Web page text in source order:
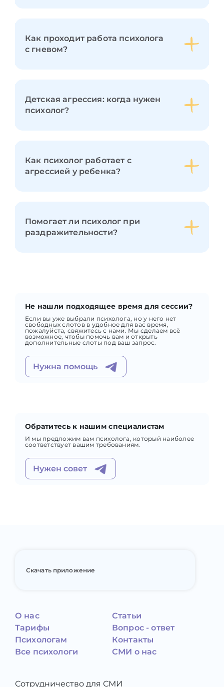
Как проходит работа психолога
с гневом?
Детская агрессия: когда нужен
психолог?
Как психолог работает с
агрессией у ребенка?
Помогает ли психолог при
раздражительности?
Не нашли подходящее время для сессии?
Если вы уже выбрали психолога, но у него нет
свободных слотов в удобное для вас время,
пожалуйста, свяжитесь с нами. Мы сделаем всё
возможное, чтобы помочь вам и открыть
дополнительные слоты под ваш запрос.
Нужна помощь
Обратитесь к нашим специалистам
И мы предложим вам психолога, который наиболее
соответствует вашим требованиям.
Нужен совет
Скачать приложение
О нас
Тарифы
Психологам
Все психологи
Статьи
Вопрос - ответ
Контакты
СМИ о нас
Сотрудничество для СМИ